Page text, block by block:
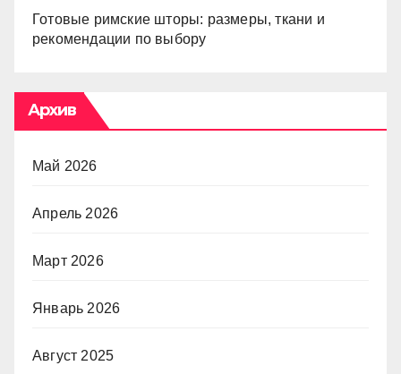
Готовые римские шторы: размеры, ткани и
рекомендации по выбору
Архив
Май 2026
Апрель 2026
Март 2026
Январь 2026
Август 2025